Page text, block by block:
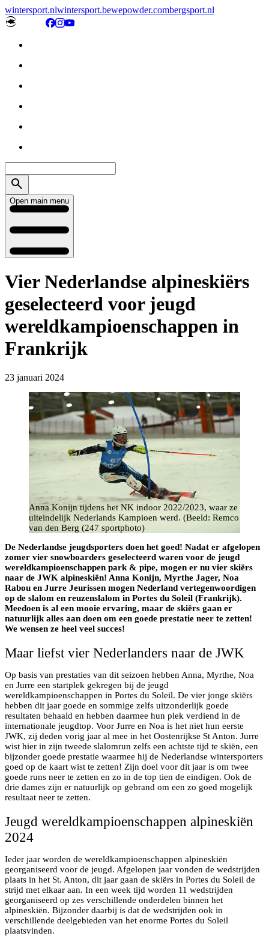
wintersport.nlwintersport.bewepowder.combergsport.nl
Open main menu
Vier Nederlandse alpineskiërs
geselecteerd voor jeugd
wereldkampioenschappen in
Frankrijk
23 januari 2024
Anna Konijn tijdens het NK indoor 2022/2023, waar ze
uiteindelijk Nederlands Kampioen werd. (Beeld: Remco
van den Berg (247 sportphoto)
De Nederlandse jeugdsporters doen het goed! Nadat er afgelopen
zomer vier snowboarders geselecteerd waren voor de jeugd
wereldkampioenschappen park & pipe, mogen er nu vier skiërs
naar de JWK alpineskiën! Anna Konijn, Myrthe Jager, Noa
Rabou en Jurre Jeurissen mogen Nederland vertegenwoordigen
op de slalom en reuzenslalom in Portes du Soleil (Frankrijk).
Meedoen is al een mooie ervaring, maar de skiërs gaan er
natuurlijk alles aan doen om een goede prestatie neer te zetten!
We wensen ze heel veel succes!
Maar liefst vier Nederlanders naar de JWK
Op basis van prestaties van dit seizoen hebben Anna, Myrthe, Noa
en Jurre een startplek gekregen bij de jeugd
wereldkampioenschappen in Portes du Soleil. De vier jonge skiërs
hebben dit jaar goede en sommige zelfs uitzonderlijk goede
resultaten behaald en hebben daarmee hun plek verdiend in de
internationale jeugdtop. Voor Jurre en Noa is het niet hun eerste
JWK, zij deden vorig jaar al mee in het Oostenrijkse St Anton. Jurre
wist hier in zijn tweede slalomrun zelfs een achtste tijd te skiën, een
bijzonder goede prestatie waarmee hij de Nederlandse wintersporters
goed op de kaart wist te zetten! Zijn doel voor dit jaar is om twee
goede runs neer te zetten en zo in de top tien de eindigen. Ook de
drie dames zijn er natuurlijk op gebrand om een zo goed mogelijk
resultaat neer te zetten.
Jeugd wereldkampioenschappen alpineskiën
2024
Ieder jaar worden de wereldkampioenschappen alpineskiën
georganiseerd voor de jeugd. Afgelopen jaar vonden de wedstrijden
plaats in het St. Anton, dit jaar gaan de skiërs in Portes du Soleil de
strijd met elkaar aan. In een week tijd worden 11 wedstrijden
georganiseerd op zes verschillende onderdelen binnen het
alpineskiën. Bijzonder daarbij is dat de wedstrijden ook in
verschillende deelgebieden van het enorme Portes du Soleil
plaatsvinden.